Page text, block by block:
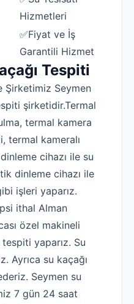
Hizmetleri
✅Fiyat ve İş
Garantili Hizmet
Tespiti
Şirketimiz Seymen
şirketidir.Termal
termal kamera
termal kameralı
cihazı ile su
dinleme cihazı ile
işleri yaparız.
ithal Alman
özel makineli
yaparız. Su
Ayrıca su kaçağı
Seymen su
7 gün 24 saat